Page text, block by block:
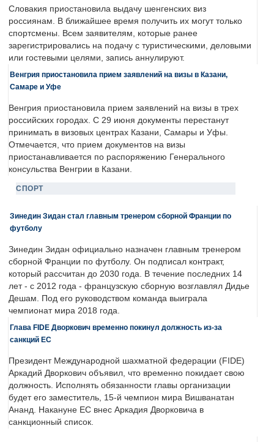
Словакия приостановила выдачу шенгенских виз
россиянам. В ближайшее время получить их могут только
спортсмены. Всем заявителям, которые ранее
зарегистрировались на подачу с туристическими, деловыми
или гостевыми целями, запись аннулируют.
Венгрия приостановила прием заявлений на визы в Казани,
Самаре и Уфе
Венгрия приостановила прием заявлений на визы в трех
российских городах. С 29 июня документы перестанут
принимать в визовых центрах Казани, Самары и Уфы.
Отмечается, что прием документов на визы
приостанавливается по распоряжению Генерального
консульства Венгрии в Казани.
СПОРТ
Зинедин Зидан стал главным тренером сборной Франции по
футболу
Зинедин Зидан официально назначен главным тренером
сборной Франции по футболу. Он подписал контракт,
который рассчитан до 2030 года. В течение последних 14
лет - с 2012 года - французскую сборную возглавлял Дидье
Дешам. Под его руководством команда выиграла
чемпионат мира 2018 года.
Глава FIDE Дворкович временно покинул должность из-за
санкций ЕС
Президент Международной шахматной федерации (FIDE)
Аркадий Дворкович объявил, что временно покидает свою
должность. Исполнять обязанности главы организации
будет его заместитель, 15-й чемпион мира Вишванатан
Ананд. Накануне ЕС внес Аркадия Дворковича в
санкционный список.